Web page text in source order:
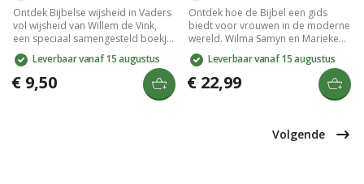
Ontdek Bijbelse wijsheid in Vaders
vol wijsheid van Willem de Vink,
een speciaal samengesteld boekje
voor vaders met 31 meditaties.
Vind inspiratie en wijsheid om
jezelf als vader te verrijken en een
positieve invloed op je kind uit te
oefenen. Een must-read voor elke
Leverbaar vanaf 15 augustus
€ 9,50
Ontdek hoe de Bijbel een gids
biedt voor vrouwen in de moderne
wereld. Wilma Samyn en Marieke
den Butter verkennen thema's als
identiteit, huwelijk, en gastvrijheid
vanuit Bijbels perspectief. Dit boek
nodigt uit om traditionele
waarheden te omarmen voor een
Leverbaar vanaf 15 augustus
€ 22,99
Volgende